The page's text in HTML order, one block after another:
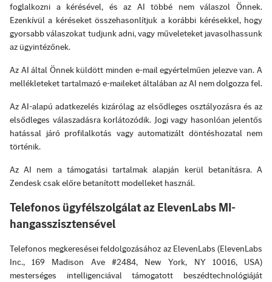
foglalkozni a kérésével, és az AI többé nem válaszol Önnek.
Ezenkívül a kéréseket összehasonlítjuk a korábbi kérésekkel, hogy
gyorsabb válaszokat tudjunk adni, vagy műveleteket javasolhassunk
az ügyintézőnek.
Az AI által Önnek küldött minden e-mail egyértelműen jelezve van. A
mellékleteket tartalmazó e-maileket általában az AI nem dolgozza fel.
Az AI-alapú adatkezelés kizárólag az elsődleges osztályozásra és az
elsődleges válaszadásra korlátozódik. Jogi vagy hasonlóan jelentős
hatással járó profilalkotás vagy automatizált döntéshozatal nem
történik.
Az AI nem a támogatási tartalmak alapján kerül betanításra. A
Zendesk csak előre betanított modelleket használ.
Telefonos ügyfélszolgálat az ElevenLabs MI-
hangasszisztensével
Telefonos megkeresései feldolgozásához az ElevenLabs (ElevenLabs
Inc., 169 Madison Ave #2484, New York, NY 10016, USA)
mesterséges intelligenciával támogatott beszédtechnológiáját